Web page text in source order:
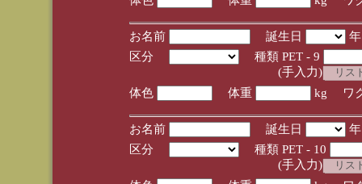
お名前 誕生日
区分
種類 PET - 9
(手入力)
体色
体重 kg ワ
お名前 誕生日
区分
種類 PET - 10
(手入力)